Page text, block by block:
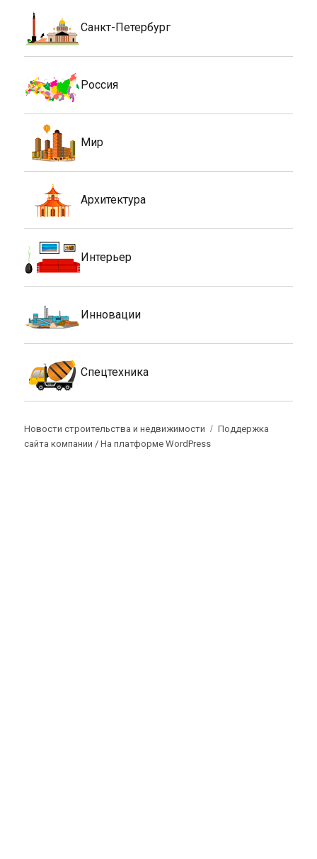
Санкт-Петербург
Россия
Мир
Архитектура
Интерьер
Инновации
Спецтехника
Новости строительства и недвижимости
Поддержка
сайта компании /На платформе WordPress